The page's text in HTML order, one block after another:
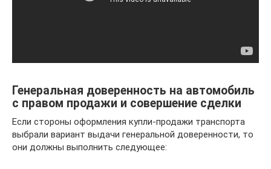
Генеральная доверенность на автомобиль
с правом продажи и совершение сделки
Если стороны оформления купли-продажи транспорта
выбрали вариант выдачи генеральной доверенности, то
они должны выполнить следующее: